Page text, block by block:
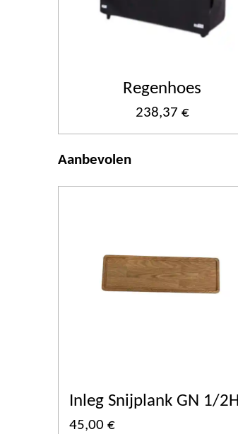
Regenhoes
238,37 €
Aanbevolen
Inleg Snijplank GN 1/2H
45,00 €